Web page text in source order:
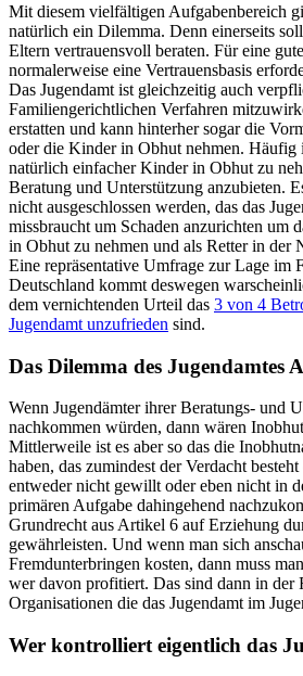
Mit diesem vielfältigen Aufgabenbereich
natürlich ein Dilemma. Denn einerseits
Eltern vertrauensvoll beraten. Für eine
normalerweise eine Vertrauensbasis
Das Jugendamt ist gleichzeitig auch
Familiengerichtlichen Verfahren
erstatten und kann hinterher sogar die
oder die Kinder in Obhut nehmen. Häufig
natürlich einfacher Kinder in Obhut zu
Beratung und Unterstützung anzubieten.
nicht ausgeschlossen werden, das das
missbraucht um Schaden anzurichten um
in Obhut zu nehmen und als Retter in der
Eine repräsentative Umfrage zur Lage im
Deutschland kommt deswegen
dem vernichtenden Urteil das 3 von 4
Jugendamt unzufrieden sind.
Das Dilemma des Jugendamtes
Wenn Jugendämter ihrer Beratungs- und
nachkommen würden, dann wären
Mittlerweile ist es aber so das die
haben, das zumindest der Verdacht besteht
entweder nicht gewillt oder eben nicht in
primären Aufgabe dahingehend
Grundrecht aus Artikel 6 auf Erziehung
gewährleisten. Und wenn man sich
Fremdunterbringen kosten, dann muss
wer davon profitiert. Das sind dann in der
Organisationen die das Jugendamt im
Wer kontrolliert eigentlich das